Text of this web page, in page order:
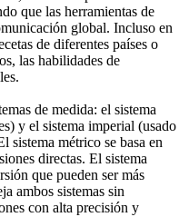
que las herramientas de
global. Incluso en
de diferentes países o
las habilidades de
de medida: el sistema
y el sistema imperial (usado
sistema métrico se basa en
directas. El sistema
que pueden ser más
ambos sistemas sin
con alta precisión y